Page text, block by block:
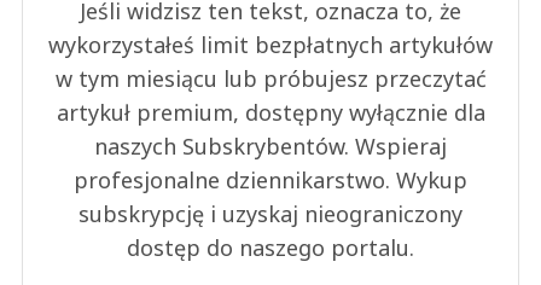
Jeśli widzisz ten tekst, oznacza to, że
wykorzystałeś limit bezpłatnych artykułów
w tym miesiącu lub próbujesz przeczytać
artykuł premium, dostępny wyłącznie dla
naszych Subskrybentów. Wspieraj
profesjonalne dziennikarstwo. Wykup
subskrypcję i uzyskaj nieograniczony
dostęp do naszego portalu.